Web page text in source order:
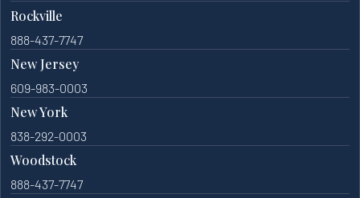
Rockville
888-437-7747
New Jersey
609-983-0003
New York
838-292-0003
Woodstock
888-437-7747